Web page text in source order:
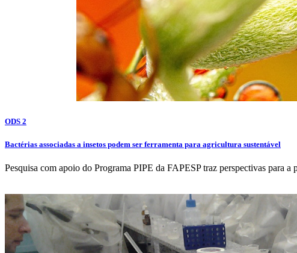
ODS 2
Bactérias associadas a insetos podem ser ferramenta para agricultura sustentável
Pesquisa com apoio do Programa PIPE da FAPESP traz perspectivas para